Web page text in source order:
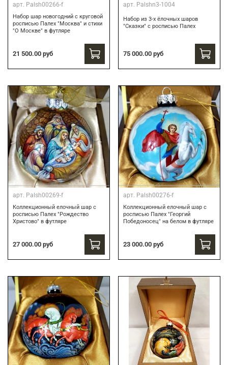
арт. Palsh00266-f
Набор шар новогодний с круговой
росписью Палех "Москва" и стихи
"О Москве" в футляре
21 500.00 руб
арт. Palshn3-1004
Набор из 3-х ёлочных шаров
"Сказки" с росписью Палех
75 000.00 руб
арт. Palsh00269-f
Коллекционный елочный шар с
росписью Палех "Рождество
Христово" в футляре
27 000.00 руб
арт. Palsh00276-f
Коллекционный елочный шар с
росписью Палех "Георгий
Победоносец" на белом в футляре
23 000.00 руб